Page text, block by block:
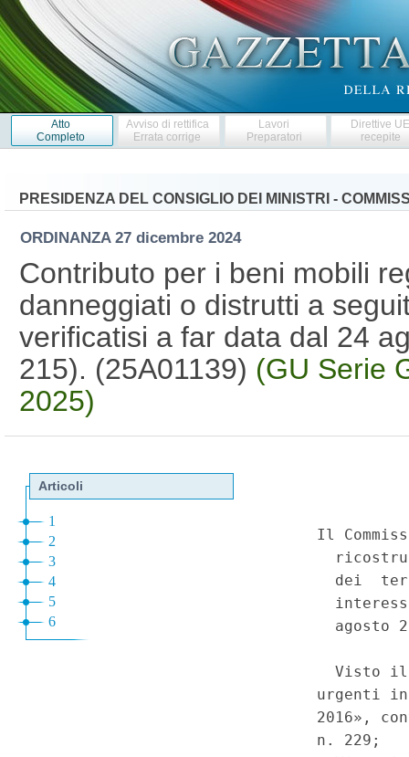
Atto
Completo
Avviso di rettifica
Errata corrige
Lavori
Preparatori
Direttive
recepite
PRESIDENZA DEL CONSIGLIO DEI MINISTRI -
ORDINANZA 27 dicembre 2024
Contributo per i beni mobili
danneggiati o distrutti a
verificatisi a far data dal 24
215). (25A01139) (GU Serie
2025)